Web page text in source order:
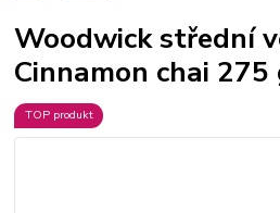
Woodwick střední
Cinnamon chai 275
TOP produkt